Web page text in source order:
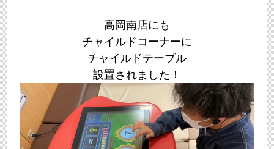
高岡南店にも
チャイルドコーナーに
チャイルドテーブル
設置されました！